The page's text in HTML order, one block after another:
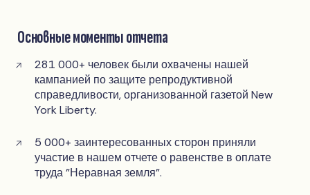
Основные моменты отчета
281 000+ человек были охвачены нашей
кампанией по защите репродуктивной
справедливости, организованной газетой New
York Liberty.
5 000+ заинтересованных сторон приняли
участие в нашем отчете о равенстве в оплате
труда "Неравная земля".